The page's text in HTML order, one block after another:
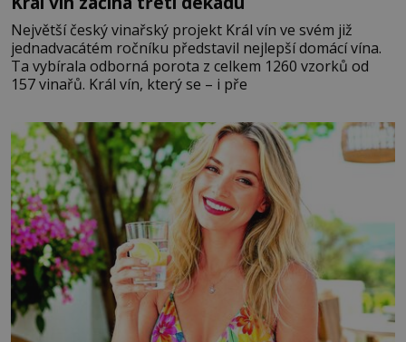
Největší český vinařský projekt Král vín ve svém již
jednadvacátém ročníku představil nejlepší domácí vína.
Ta vybírala odborná porota z celkem 1260 vzorků od
157 vinařů. Král vín, který se – i pře